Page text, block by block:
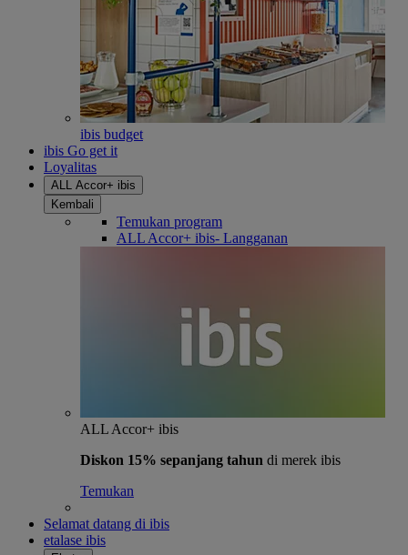
ibis budget
ibis Go get it
Loyalitas
ALL Accor+ ibis
Kembali
Temukan program
ALL Accor+ ibis- Langganan
ALL Accor+ ibis
Diskon 15% sepanjang tahun di merek ibis
Temukan
Selamat datang di ibis
etalase ibis